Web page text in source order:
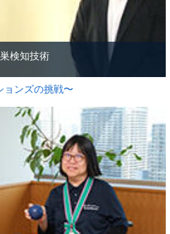
検知技術
ョンズの挑戦〜